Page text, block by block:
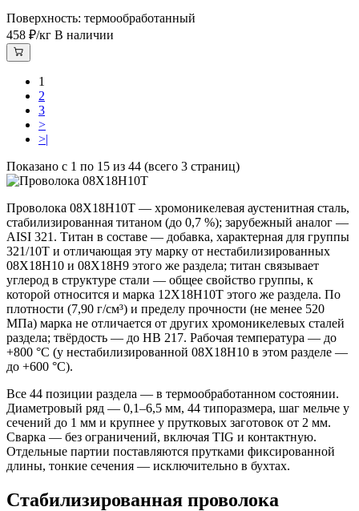
Поверхность: термообработанный
458 ₽/кг В наличии
1
2
3
>
>|
Показано с 1 по 15 из 44 (всего 3 страниц)
Проволока 08Х18Н10Т — хромоникелевая аустенитная сталь,
стабилизированная титаном (до 0,7 %); зарубежный аналог —
AISI 321. Титан в составе — добавка, характерная для группы
321/10Т и отличающая эту марку от нестабилизированных
08Х18Н10 и 08Х18Н9 этого же раздела; титан связывает
углерод в структуре стали — общее свойство группы, к
которой относится и марка 12Х18Н10Т этого же раздела. По
плотности (7,90 г/см³) и пределу прочности (не менее 520
МПа) марка не отличается от других хромоникелевых сталей
раздела; твёрдость — до HB 217. Рабочая температура — до
+800 °C (у нестабилизированной 08Х18Н10 в этом разделе —
до +600 °C).
Все 44 позиции раздела — в термообработанном состоянии.
Диаметровый ряд — 0,1–6,5 мм, 44 типоразмера, шаг мельче у
сечений до 1 мм и крупнее у прутковых заготовок от 2 мм.
Сварка — без ограничений, включая TIG и контактную.
Отдельные партии поставляются прутками фиксированной
длины, тонкие сечения — исключительно в бухтах.
Стабилизированная проволока